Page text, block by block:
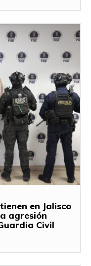
en Jalisco
agresión
Civil